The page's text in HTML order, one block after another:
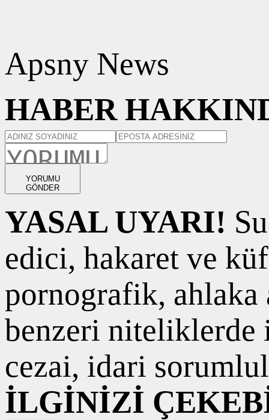
Apsny News
HABER
YORUMU
GÖNDER
YASAL UYARI!
edici, hakaret ve
pornografik, ahlaka
benzeri niteliklerde
cezai, idari
İLGİNİZİ